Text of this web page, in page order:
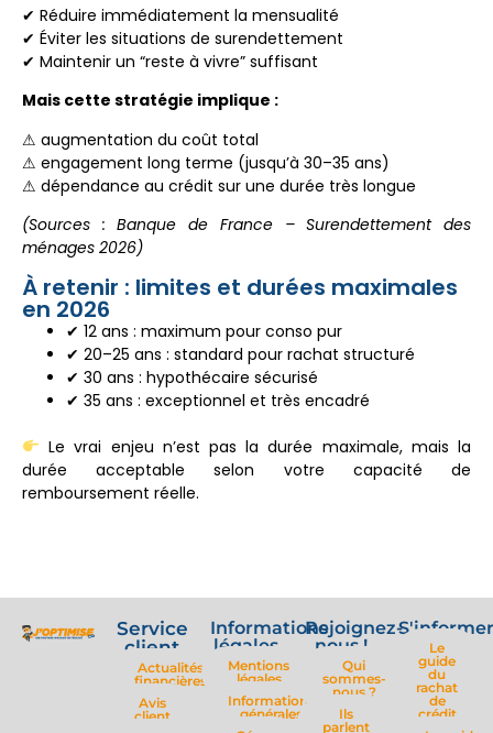
✔ Réduire immédiatement la mensualité
✔ Éviter les situations de surendettement
✔ Maintenir un “reste à vivre” suffisant
Mais cette stratégie implique :
⚠ augmentation du coût total
⚠ engagement long terme (jusqu’à 30–35 ans)
⚠ dépendance au crédit sur une durée très longue
(Sources : Banque de France – Surendettement des
ménages 2026)
À retenir : limites et durées maximales
en 2026
✔ 12 ans : maximum pour conso pur
✔ 20–25 ans : standard pour rachat structuré
✔ 30 ans : hypothécaire sécurisé
✔ 35 ans : exceptionnel et très encadré
Le vrai enjeu n’est pas la durée maximale, mais la
durée acceptable selon votre capacité de
remboursement réelle.
Service
client
Actualités
financières
Avis
client
Informations
légales
Mentions
légales
Informations
générales
Rejoignez-
nous !
Qui
sommes-
nous ?
Ils
parlent
Le
guide
du
rachat
de
crédit